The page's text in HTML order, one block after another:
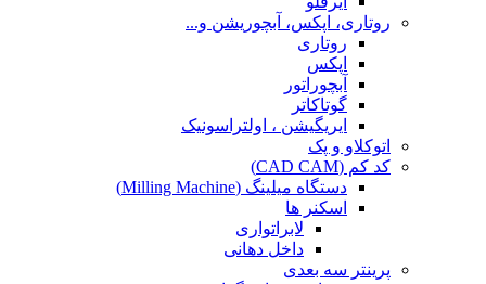
روتاری، اپکس، آبچوریشن و...
روتاری
اپکس
آبچوراتور
گوتاکاتر
ایریگیشن ، اولتراسونیک
اتوکلاو و پک
کد کم (CAD CAM)
دستگاه میلینگ (Milling Machine)
اسکنر ها
لابراتواری
داخل دهانی
پرینتر سه بعدی